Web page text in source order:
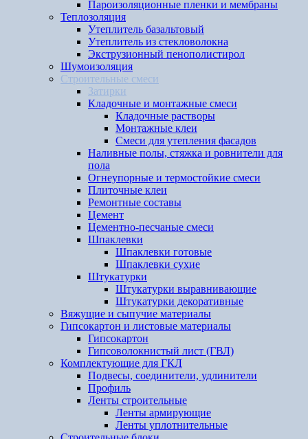
Пароизоляционные пленки и мембраны
Теплозоляция
Утеплитель базальтовый
Утеплитель из стекловолокна
Экструзионный пенополистирол
Шумоизоляция
Строительные смеси
Затирки
Кладочные и монтажные смеси
Кладочные растворы
Монтажные клеи
Смеси для утепления фасадов
Наливные полы, стяжка и ровнители для
пола
Огнеупорные и термостойкие смеси
Плиточные клеи
Ремонтные составы
Цемент
Цементно-песчаные смеси
Шпаклевки
Шпаклевки готовые
Шпаклевки сухие
Штукатурки
Штукатурки выравнивающие
Штукатурки декоративные
Вяжущие и сыпучие материалы
Гипсокартон и листовые материалы
Гипсокартон
Гипсоволокнистый лист (ГВЛ)
Комплектующие для ГКЛ
Подвесы, соединители, удлинители
Профиль
Ленты строительные
Ленты армирующие
Ленты уплотнительные